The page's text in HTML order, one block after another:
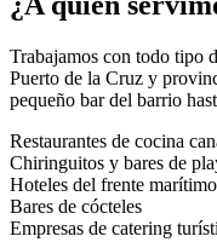
Trabajamos con todo tipo
Puerto de la Cruz y
pequeño bar del barrio
Restaurantes de cocina
Chiringuitos y bares de
Hoteles del frente marítimo
Bares de cócteles
Empresas de catering